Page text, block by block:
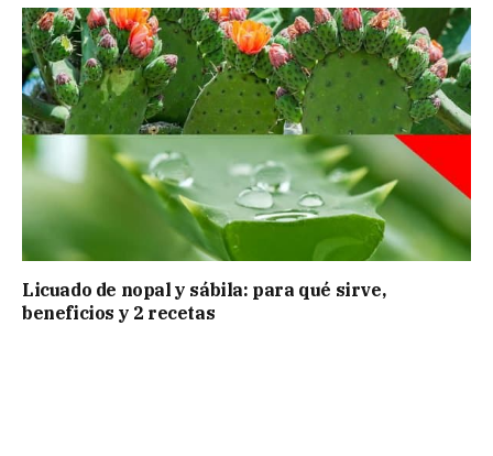
Licuado de nopal y sábila: para qué sirve,
beneficios y 2 recetas